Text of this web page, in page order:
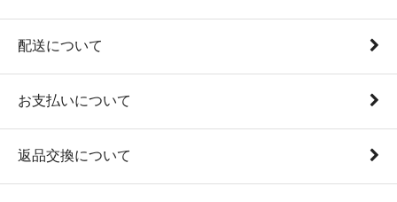
配送について
お支払いについて
返品交換について